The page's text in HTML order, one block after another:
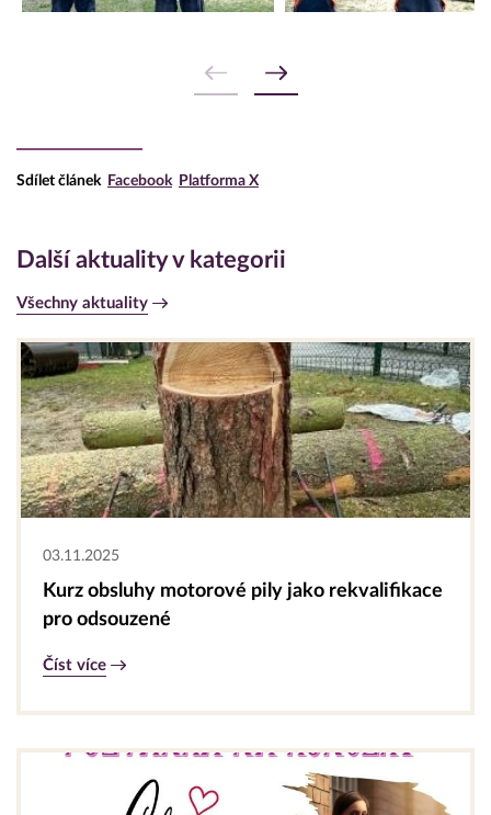
Sdílet článek Facebook Platforma X
Další aktuality v kategorii
Všechny aktuality
03.11.2025
Kurz obsluhy motorové pily jako rekvalifikace
pro odsouzené
Číst více